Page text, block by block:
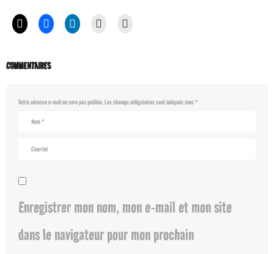
COMMENTAIRES
Votre adresse e-mail ne sera pas publiée. Les champs obligatoires sont indiqués avec*
Enregistrer mon nom, mon e-mail et mon site
dans le navigateur pour mon prochain